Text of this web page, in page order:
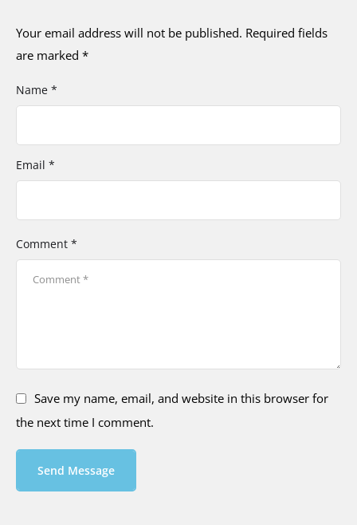
Your email address will not be published. Required fields
are marked *
Comment *
Name *
Email *
Save my name, email, and website in this browser for
the next time I comment.
Send Message